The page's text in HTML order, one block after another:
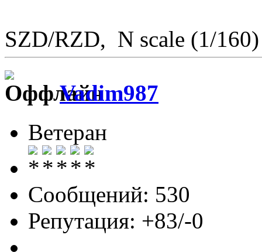
SZD/RZD, N scale (1/
Vadim987
Ветеран
Сообщений: 530
Репутация: +83/-0